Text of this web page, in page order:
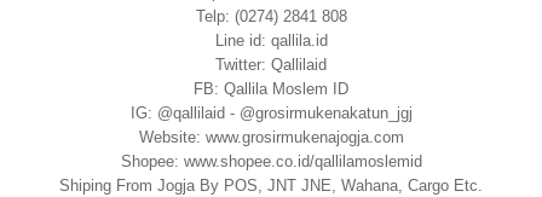
Telp: (0274) 2841 808
Line id: qallila.id
Twitter: Qallilaid
FB: Qallila Moslem ID
IG: @qallilaid - @grosirmukenakatun_jgj
Website: www.grosirmukenajogja.com
Shopee: www.shopee.co.id/qallilamoslemid
Shiping From Jogja By POS, JNT JNE, Wahana, Cargo Etc.